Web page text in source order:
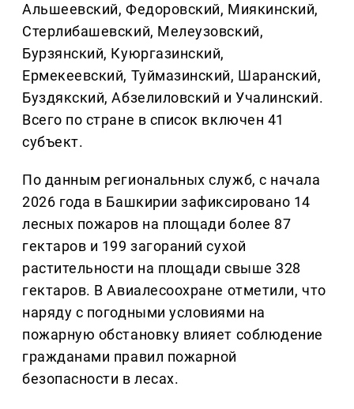
Альшеевский, Федоровский, Миякинский,
Стерлибашевский, Мелеузовский,
Бурзянский, Куюргазинский,
Ермекеевский, Туймазинский, Шаранский,
Буздякский, Абзелиловский и Учалинский.
Всего по стране в список включен 41
субъект.
По данным региональных служб, с начала
2026 года в Башкирии зафиксировано 14
лесных пожаров на площади более 87
гектаров и 199 загораний сухой
растительности на площади свыше 328
гектаров. В Авиалесоохране отметили, что
наряду с погодными условиями на
пожарную обстановку влияет соблюдение
гражданами правил пожарной
безопасности в лесах.